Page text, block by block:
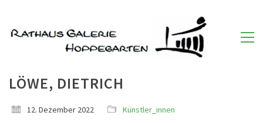
LÖWE, DIETRICH
12. Dezember 2022 Künstler_innen